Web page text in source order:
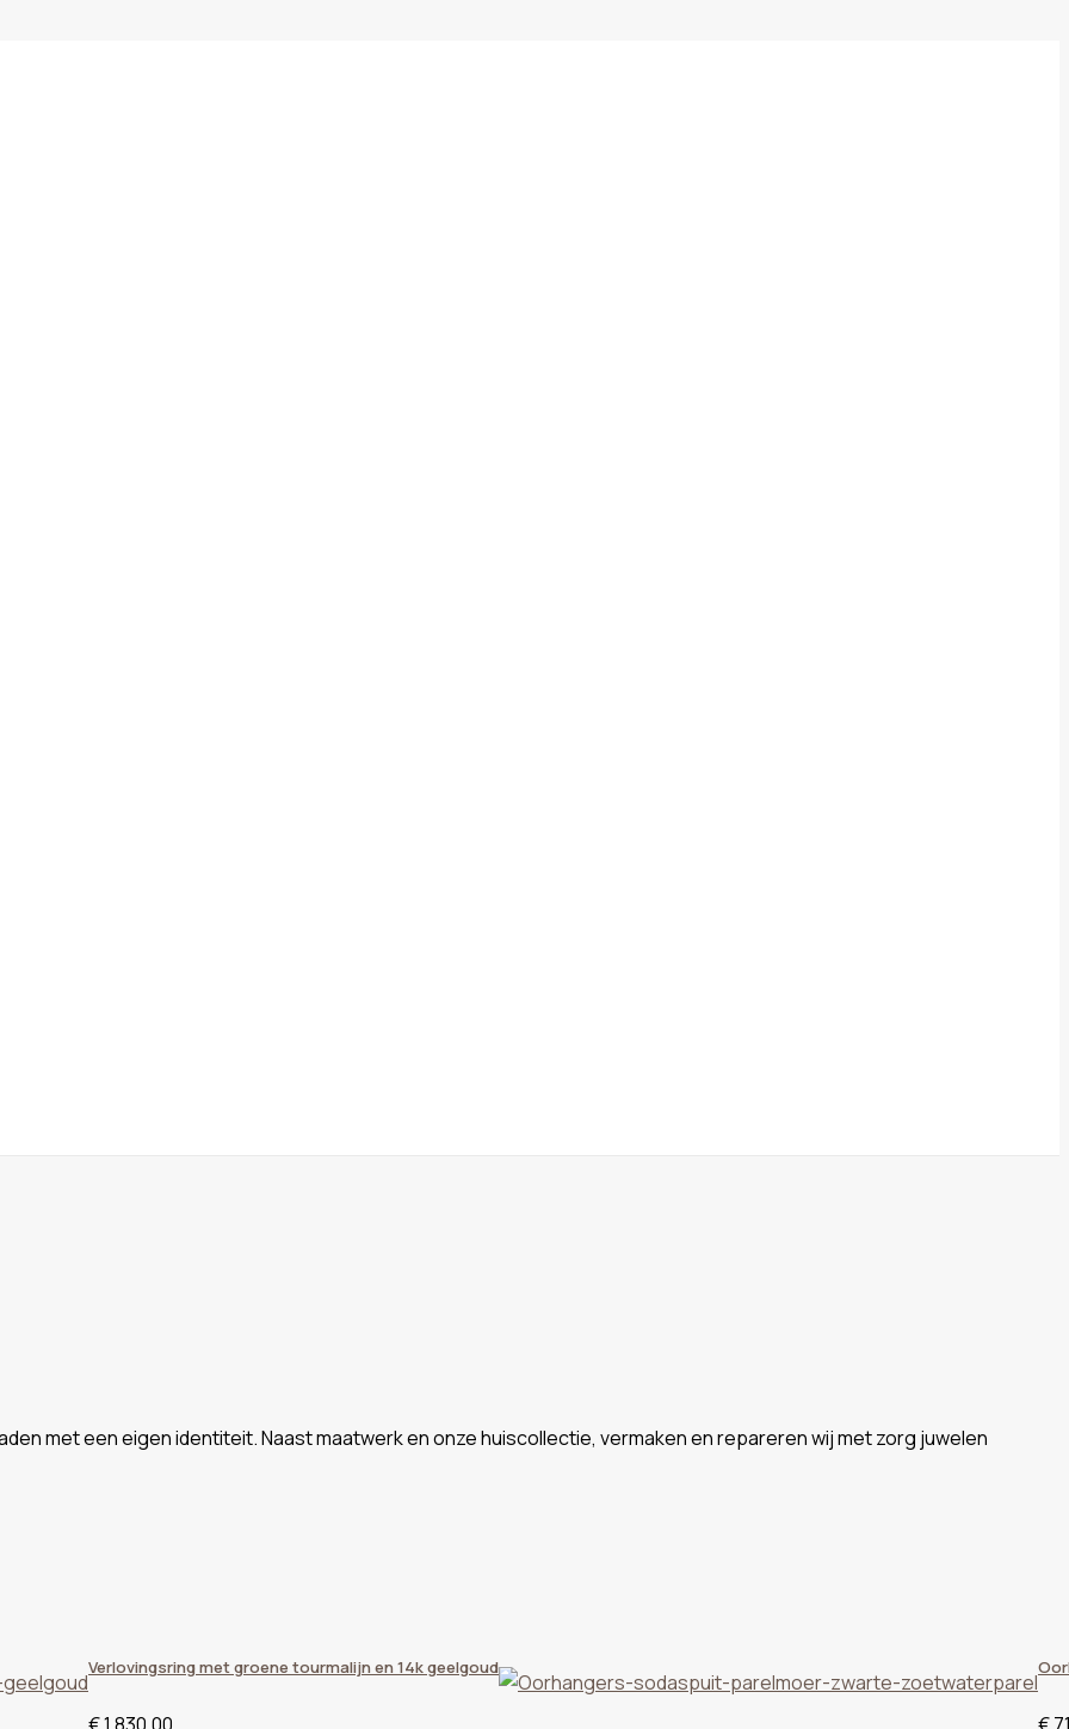
met een eigen identiteit. Naast maatwerk en onze huiscollectie, vermaken en repareren wij met zorg juwelen
Verlovingsring met groene tourmalijn en 14k geelgoud